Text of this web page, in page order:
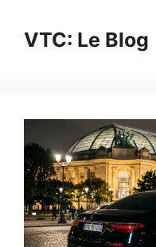
contenuVTC: Le Blog